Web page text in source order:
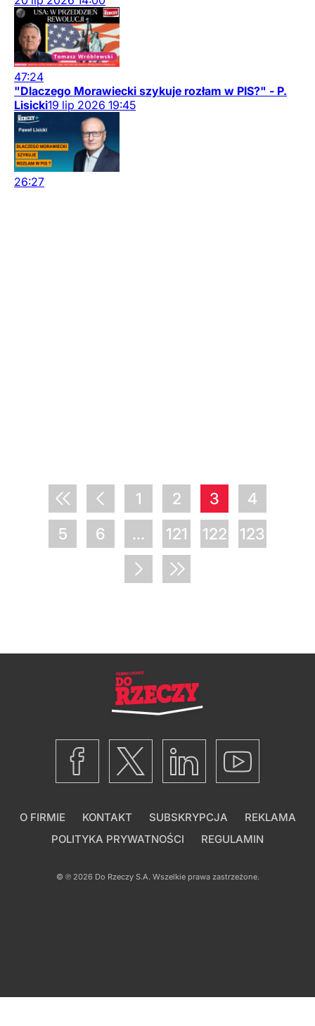
47:24
"Dlaczego Morawiecki szykuje rozłam w PIS?" - P.
Lisicki19 lip 2026 19:45
26:27
1 2 3
4
5
6 ... 121 122 123
O FIRMIE KONTAKT SUBSKRYPCJA
REKLAMA
POLITYKA PRYWATNOŚCI
REGULAMIN
© ℗ 2026 Do Rzeczy S.A.Wszelkie prawa zastrzeżone.